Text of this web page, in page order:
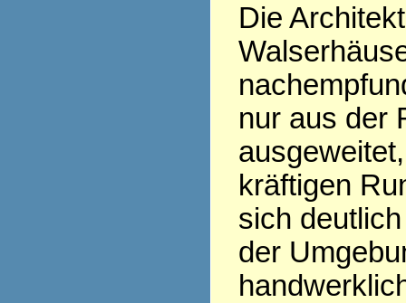
Die
nur aus der
kräftigen
sich
der